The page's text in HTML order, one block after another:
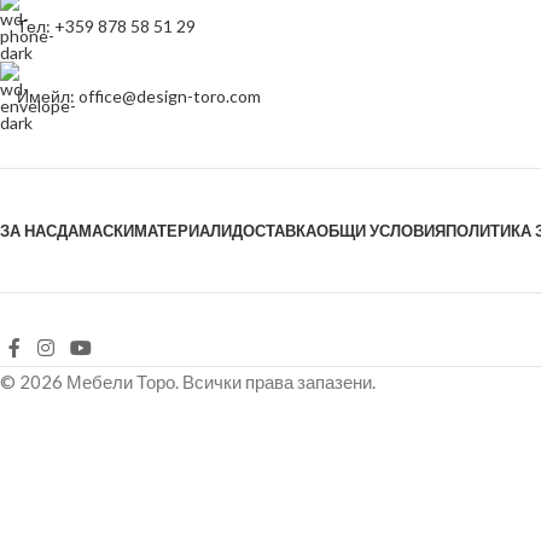
Тел: +359 878 58 51 29
Имейл: office@design-toro.com
ЗА НАСДАМАСКИМАТЕРИАЛИДОСТАВКАОБЩИ УСЛОВИЯПОЛИТИКА
© 2026 Мебели Торо. Всички права запазени.